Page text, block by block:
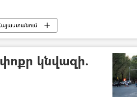
կնվազի.